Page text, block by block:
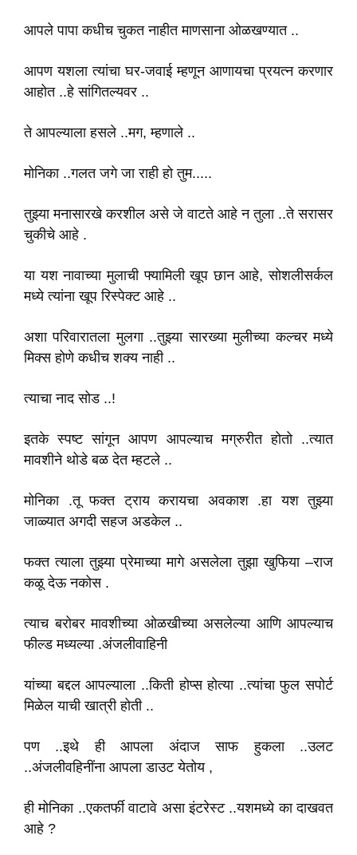
आपले पापा कधीच चुकत नाहीत माणसाना ओळखण्यात ..
आपण यशला त्यांचा घर-जवाई म्हणून आणायचा प्रयत्न करणार
आहोत ..हे सांगितल्यवर ..
ते आपल्याला हसले ..मग, म्हणाले ..
मोनिका ..गलत जगे जा राही हो तुम.....
तुझ्या मनासारखे करशील असे जे वाटते आहे न तुला ..ते सरासर
चुकीचे आहे .
या यश नावाच्या मुलाची फ्यामिली खूप छान आहे, सोशलीसर्कल
मध्ये त्यांना खूप रिस्पेक्ट आहे ..
अशा परिवारातला मुलगा ..तुझ्या सारख्या मुलीच्या कल्चर मध्ये
मिक्स होणे कधीच शक्य नाही ..
त्याचा नाद सोड ..!
इतके स्पष्ट सांगून आपण आपल्याच मग्रुरीत होतो ..त्यात
मावशीने थोडे बळ देत म्हटले ..
मोनिका .तू फक्त ट्राय करायचा अवकाश .हा यश तुझ्या
जाळ्यात अगदी सहज अडकेल ..
फक्त त्याला तुझ्या प्रेमाच्या मागे असलेला तुझा खुफिया –राज
कळू देऊ नकोस .
त्याच बरोबर मावशीच्या ओळखीच्या असलेल्या आणि आपल्याच
फील्ड मध्यल्या .अंजलीवाहिनी
यांच्या बद्दल आपल्याला ..किती होप्स होत्या ..त्यांचा फुल सपोर्ट
मिळेल याची खात्री होती ..
पण ..इथे ही आपला अंदाज साफ हुकला ..उलट
..अंजलीवहिनींना आपला डाउट येतोय ,
ही मोनिका ..एकतर्फी वाटावे असा इंटरेस्ट ..यशमध्ये का दाखवत
आहे ?